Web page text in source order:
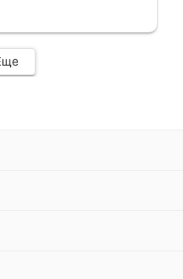
обратился в этот